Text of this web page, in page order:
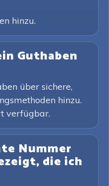
hinzu.
Guthaben
über sichere,
hinzu.
verfügbar.
Nummer
die ich